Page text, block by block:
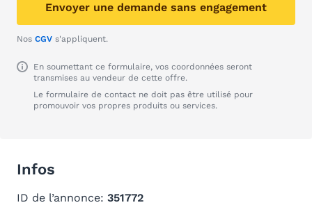
Envoyer une demande sans engagement
Nos CGV s'appliquent.
En soumettant ce formulaire, vos coordonnées seront
transmises au vendeur de cette offre.
Le formulaire de contact ne doit pas être utilisé pour
promouvoir vos propres produits ou services.
Infos
ID de l’annonce: 351772